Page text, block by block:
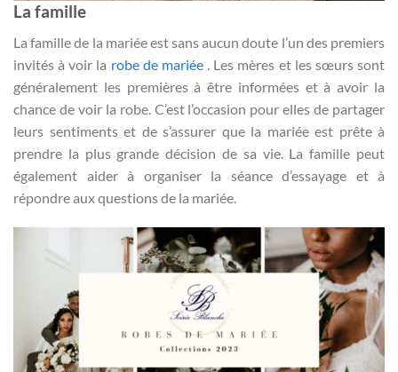
La famille
La famille de la mariée est sans aucun doute l’un des premiers
invités à voir la robe de mariée. Les mères et les sœurs sont
généralement les premières à être informées et à avoir la
chance de voir la robe. C’est l’occasion pour elles de partager
leurs sentiments et de s’assurer que la mariée est prête à
prendre la plus grande décision de sa vie. La famille peut
également aider à organiser la séance d’essayage et à
répondre aux questions de la mariée.